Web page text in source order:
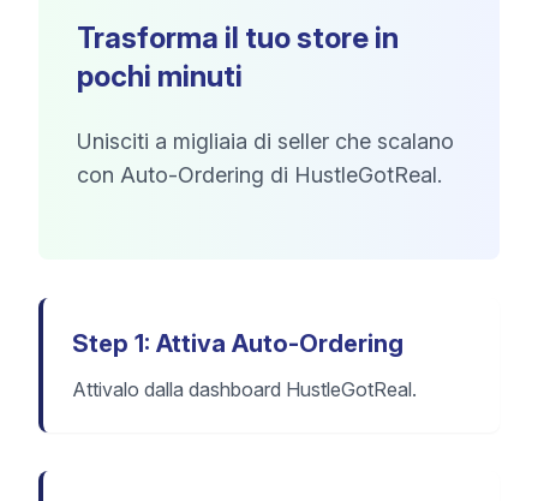
Trasforma il tuo store in
pochi minuti
Unisciti a migliaia di seller che scalano
con Auto-Ordering di HustleGotReal.
Step 1: Attiva Auto-Ordering
Attivalo dalla dashboard HustleGotReal.